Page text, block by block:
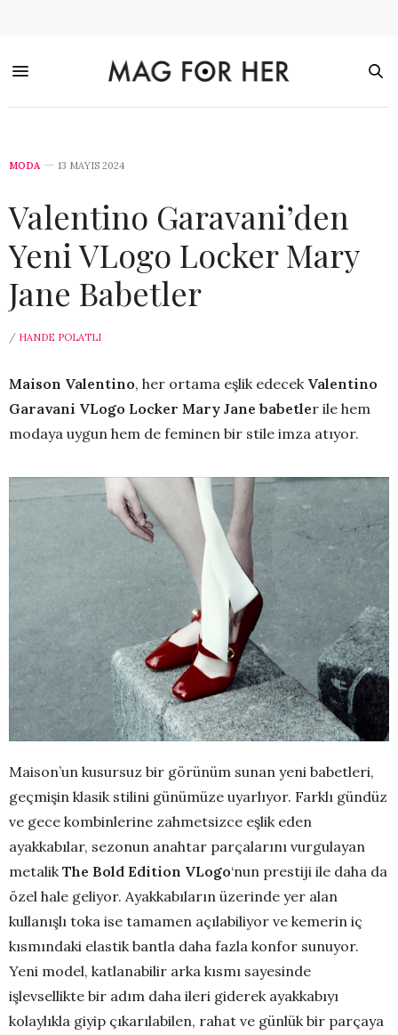
MODA 13 MAYIS 2024
Valentino Garavani’den
Yeni VLogo Locker Mary
Jane Babetler
/ HANDE POLATLI
Maison Valentino, her ortama eşlik edecek Valentino
Garavani VLogo Locker Mary Jane babetler ile hem
modaya uygun hem de feminen bir stile imza atıyor.
Maison’un kusursuz bir görünüm sunan yeni babetleri,
geçmişin klasik stilini günümüze uyarlıyor. Farklı gündüz
ve gece kombinlerine zahmetsizce eşlik eden
ayakkabılar, sezonun anahtar parçalarını vurgulayan
metalik The Bold Edition VLogo‘nun prestiji ile daha da
özel hale geliyor. Ayakkabıların üzerinde yer alan
kullanışlı toka ise tamamen açılabiliyor ve kemerin iç
kısmındaki elastik bantla daha fazla konfor sunuyor.
Yeni model, katlanabilir arka kısmı sayesinde
işlevsellikte bir adım daha ileri giderek ayakkabıyı
kolaylıkla giyip çıkarılabilen, rahat ve günlük bir parçaya